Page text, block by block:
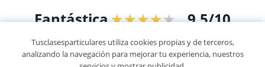
Fantástica★★★★★ 9,5/10
305915opiniones de alumnos
Tusclasesparticulares utiliza cookies propias y de terceros,
analizando la navegación para mejorar tu experiencia, nuestros